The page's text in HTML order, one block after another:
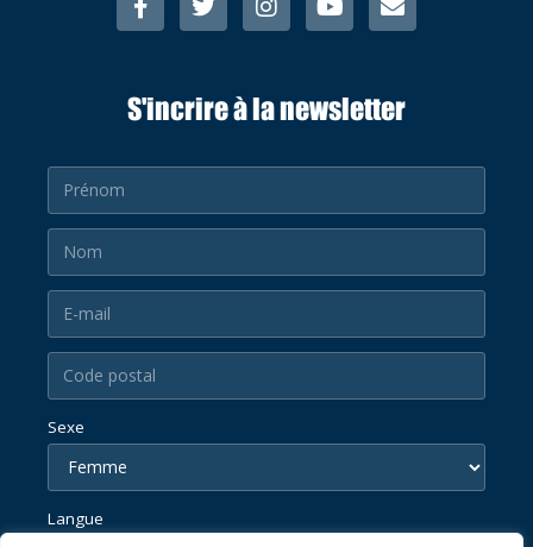
S'incrire à la newsletter
Sexe
Langue